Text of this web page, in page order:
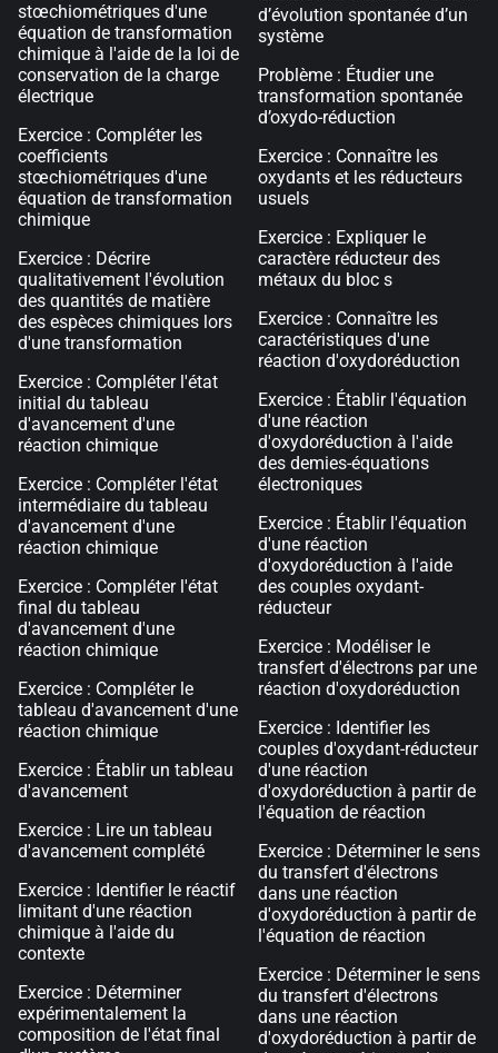
stœchiométriques d'une
équation de transformation
chimique à l'aide de la loi de
conservation de la charge
électrique
Exercice : Compléter les
coefficients
stœchiométriques d'une
équation de transformation
chimique
Exercice : Décrire
qualitativement l'évolution
des quantités de matière
des espèces chimiques lors
d'une transformation
Exercice : Compléter l'état
initial du tableau
d'avancement d'une
réaction chimique
Exercice : Compléter l'état
intermédiaire du tableau
d'avancement d'une
réaction chimique
Exercice : Compléter l'état
final du tableau
d'avancement d'une
réaction chimique
Exercice : Compléter le
tableau d'avancement d'une
réaction chimique
Exercice : Établir un tableau
d'avancement
Exercice : Lire un tableau
d'avancement complété
Exercice : Identifier le réactif
limitant d'une réaction
chimique à l'aide du
contexte
Exercice : Déterminer
expérimentalement la
composition de l'état final
d’évolution spontanée d’un
système
Problème : Étudier une
transformation spontanée
d’oxydo-réduction
Exercice : Connaître les
oxydants et les réducteurs
usuels
Exercice : Expliquer le
caractère réducteur des
métaux du bloc s
Exercice : Connaître les
caractéristiques d'une
réaction d'oxydoréduction
Exercice : Établir l'équation
d'une réaction
d'oxydoréduction à l'aide
des demies-équations
électroniques
Exercice : Établir l'équation
d'une réaction
d'oxydoréduction à l'aide
des couples oxydant-
réducteur
Exercice : Modéliser le
transfert d'électrons par une
réaction d'oxydoréduction
Exercice : Identifier les
couples d'oxydant-réducteur
d'une réaction
d'oxydoréduction à partir de
l'équation de réaction
Exercice : Déterminer le sens
du transfert d'électrons
dans une réaction
d'oxydoréduction à partir de
l'équation de réaction
Exercice : Déterminer le sens
du transfert d'électrons
dans une réaction
d'oxydoréduction à partir de